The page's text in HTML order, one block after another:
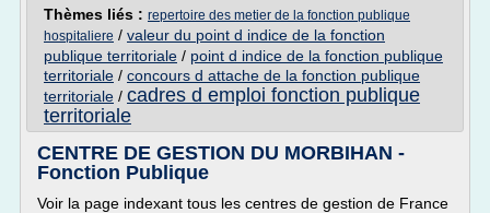
Thèmes liés : repertoire des metier de la fonction publique
hospitaliere / valeur du point d indice de la fonction
publique territoriale / point d indice de la fonction publique
territoriale / concours d attache de la fonction publique
territoriale / cadres d emploi fonction publique
territoriale
CENTRE DE GESTION DU MORBIHAN -
Fonction Publique
Voir la page indexant tous les centres de gestion de France